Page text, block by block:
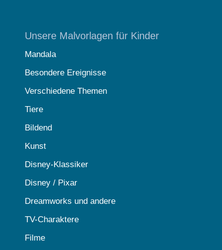
Unsere Malvorlagen für Kinder
Mandala
Besondere Ereignisse
Verschiedene Themen
Tiere
Bildend
Kunst
Disney-Klassiker
Disney / Pixar
Dreamworks und andere
TV-Charaktere
Filme